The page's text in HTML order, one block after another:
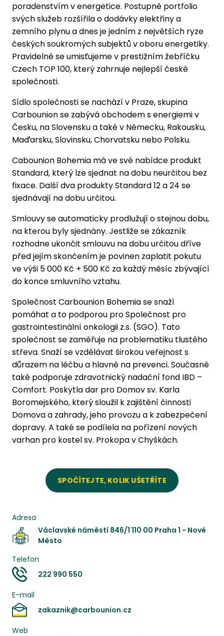
poradenstvím v energetice. Postupně portfolio
svých služeb rozšířila o dodávky elektřiny a
zemního plynu a dnes je jedním z největších ryze
českých soukromých subjektů v oboru energetiky.
Pravidelně se umisťujeme v prestižním žebříčku
Czech TOP 100, který zahrnuje nejlepší české
společnosti.
Sídlo společnosti se nachází v Praze, skupina
Carbounion se zabývá obchodem s energiemi v
Česku, na Slovensku a také v Německu, Rakousku,
Maďarsku, Slovinsku, Chorvatsku nebo Polsku.
Cabounion Bohemia má ve své nabídce produkt
Standard, který lze sjednat na dobu neurčitou bez
fixace. Další dva produkty Standard 12 a 24 se
sjednávají na dobu určitou.
Smlouvy se automaticky prodlužují o stejnou dobu,
na kterou byly sjednány. Jestliže se zákazník
rozhodne ukončit smlouvu na dobu určitou dříve
před jejím skončením je povinen zaplatit pokutu
ve výši 5 000 Kč + 500 Kč za každý měsíc zbývající
do konce smluvního vztahu.
Společnost Carbounion Bohemia se snaží
pomáhat a to podporou pro Společnost pro
gastrointestinální onkologii z.s. (SGO). Tato
společnost se zaměřuje na problematiku tlustého
střeva. Snaží se vzdělávat širokou veřejnost s
důrazem na léčbu a hlavně na prevenci. Současně
také podporuje zdravotnický nadační fond IBD –
Comfort. Poskytla dar pro Domov sv. Karla
Boromejského, který sloužil k zajištění činnosti
Domova a zahrady, jeho provozu a k zabezpečení
dopravy. A také se podílela na pořízení nových
varhan pro kostel sv. Prokopa v Chyškách.
SPOČÍTEJTE, KOLIK UŠETŘÍTE
Adresa
Václavské náměstí 846/1 110 00 Praha 1 - Nové
Město
Telefon
222 990 550
E-mail
zakaznik@carbounion.cz
Web